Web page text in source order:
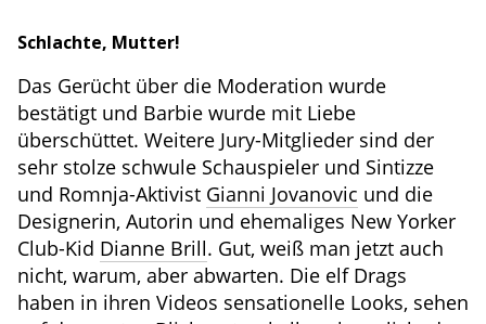
Schlachte, Mutter!
Das Gerücht über die Moderation wurde
bestätigt und Barbie wurde mit Liebe
überschüttet. Weitere Jury-Mitglieder sind der
sehr stolze schwule Schauspieler und Sintizze
und Romnja-Aktivist Gianni Jovanovic und die
Designerin, Autorin und ehemaliges New Yorker
Club-Kid Dianne Brill. Gut, weiß man jetzt auch
nicht, warum, aber abwarten. Die elf Drags
haben in ihren Videos sensationelle Looks, sehen